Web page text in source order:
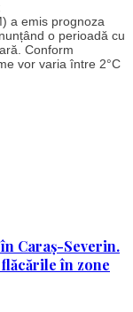
on
Prognoza
meteo
pentru
perioada
3-
a emis prognoza
o perioadă cu
Conform
vor varia între 2°C
Caraș-Severin.
în zone